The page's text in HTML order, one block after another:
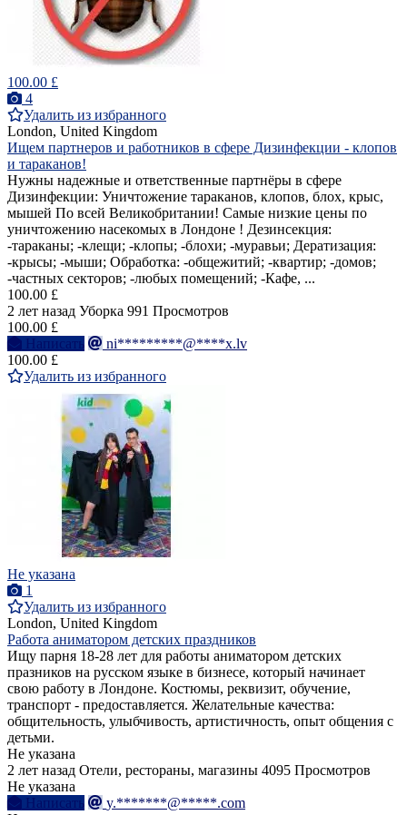
100.00 £
4
Удалить из избранного
London, United Kingdom
Ищем партнеров и работников в сфере Дизинфекции - клопов
и тараканов!
Нужны надежные и ответственные партнёры в сфере
Дизинфекции: Уничтожение тараканов, клопов, блох, крыс,
мышей По всей Великобритании! Самые низкие цены по
уничтожению насекомых в Лондоне ! Дезинсекция:
-тараканы; -клещи; -клопы; -блохи; -муравьи; Дератизация:
-крысы; -мыши; Обработка: -общежитий; -квартир; -домов;
-частных секторов; -любых помещений; -Кафе, ...
100.00 £
2 лет назад Уборка 991 Просмотров
100.00 £
Написать
ni*********@****x.lv
100.00 £
Удалить из избранного
Не указана
1
Удалить из избранного
London, United Kingdom
Работа аниматором детских праздников
Ищу парня 18-28 лет для работы аниматором детских
празников на русском языке в бизнесе, который начинает
свою работу в Лондоне. Костюмы, реквизит, обучение,
транспорт - предоставляется. Желательные качества:
общительность, улыбчивость, артистичность, опыт общения с
детьми.
Не указана
2 лет назад Отели, рестораны, магазины 4095 Просмотров
Не указана
Написать
y.*******@*****.com